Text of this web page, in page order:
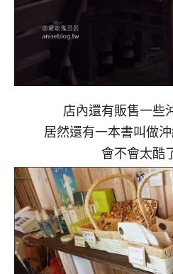
店內還有販售一些
居然還有一本書叫做
會不會太酷